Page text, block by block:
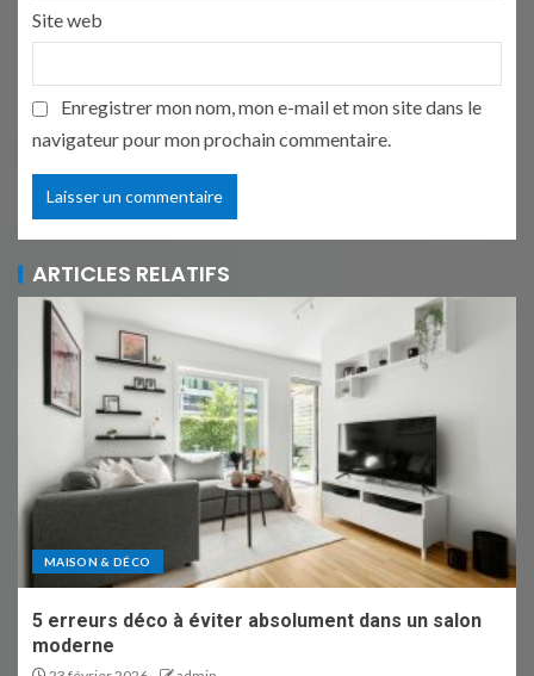
Site web
Enregistrer mon nom, mon e-mail et mon site dans le
navigateur pour mon prochain commentaire.
ARTICLES RELATIFS
MAISON & DÉCO
5 erreurs déco à éviter absolument dans un salon
moderne